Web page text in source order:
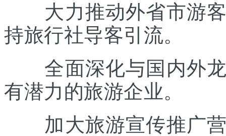
大力推动外省市游客
持旅行社导客引流。
全面深化与国内外龙
有潜力的旅游企业。
加大旅游宣传推广营